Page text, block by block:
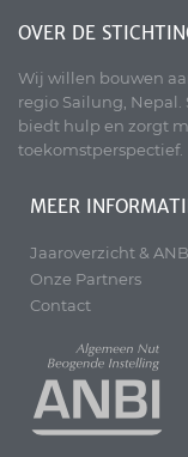
OVER DE
Wij willen bouwen
regio Sailung,
biedt hulp en zorgt
toekomstperspectief.
MEER
Jaaroverzicht &
Onze Partners
Contact